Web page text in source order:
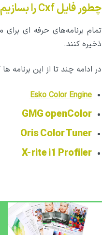
چطور فایل Cxf را بسازیم؟
تمام برنامه‌های حرفه ای
ذخیره کنند.
در ادامه چند تا از این
Esko Color Engine
GMG openColor
Oris Color Tuner
X-rite i1 Profiler